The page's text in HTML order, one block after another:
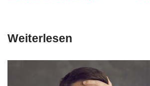
Weiterlesen